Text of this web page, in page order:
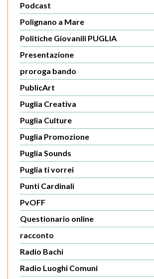
Podcast
Polignano a Mare
Politiche Giovanili PUGLIA
Presentazione
proroga bando
PublicArt
Puglia Creativa
Puglia Culture
Puglia Promozione
Puglia Sounds
Puglia ti vorrei
Punti Cardinali
PvOFF
Questionario online
racconto
Radio Bachi
Radio Luoghi Comuni